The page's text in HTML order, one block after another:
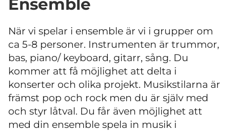
Ensemble
När vi spelar i ensemble är vi i grupper om
ca 5-8 personer. Instrumenten är trummor,
bas, piano/ keyboard, gitarr, sång. Du
kommer att få möjlighet att delta i
konserter och olika projekt. Musikstilarna är
främst pop och rock men du är själv med
och styr låtval. Du får även möjlighet att
med din ensemble spela in musik i